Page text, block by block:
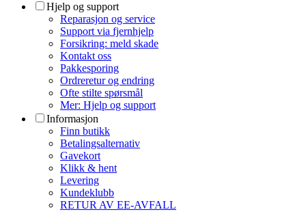
Hjelp og support
Reparasjon og service
Support via fjernhjelp
Forsikring: meld skade
Kontakt oss
Pakkesporing
Ordreretur og endring
Ofte stilte spørsmål
Mer: Hjelp og support
Informasjon
Finn butikk
Betalingsalternativ
Gavekort
Klikk & hent
Levering
Kundeklubb
RETUR AV EE-AVFALL